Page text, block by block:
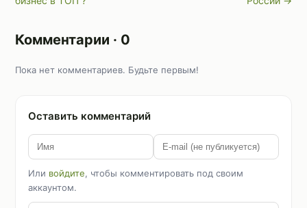
Комментарии · 0
Пока нет комментариев. Будьте первым!
Оставить комментарий
Или войдите, чтобы комментировать под своим
аккаунтом.